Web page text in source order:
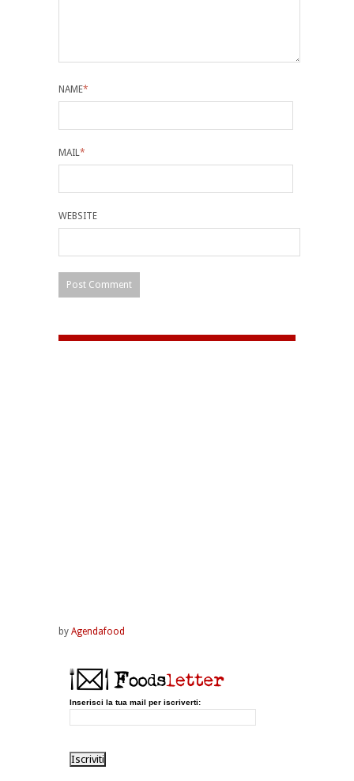
NAME*
MAIL*
WEBSITE
by Agendafood
Inserisci la tua mail per iscriverti: